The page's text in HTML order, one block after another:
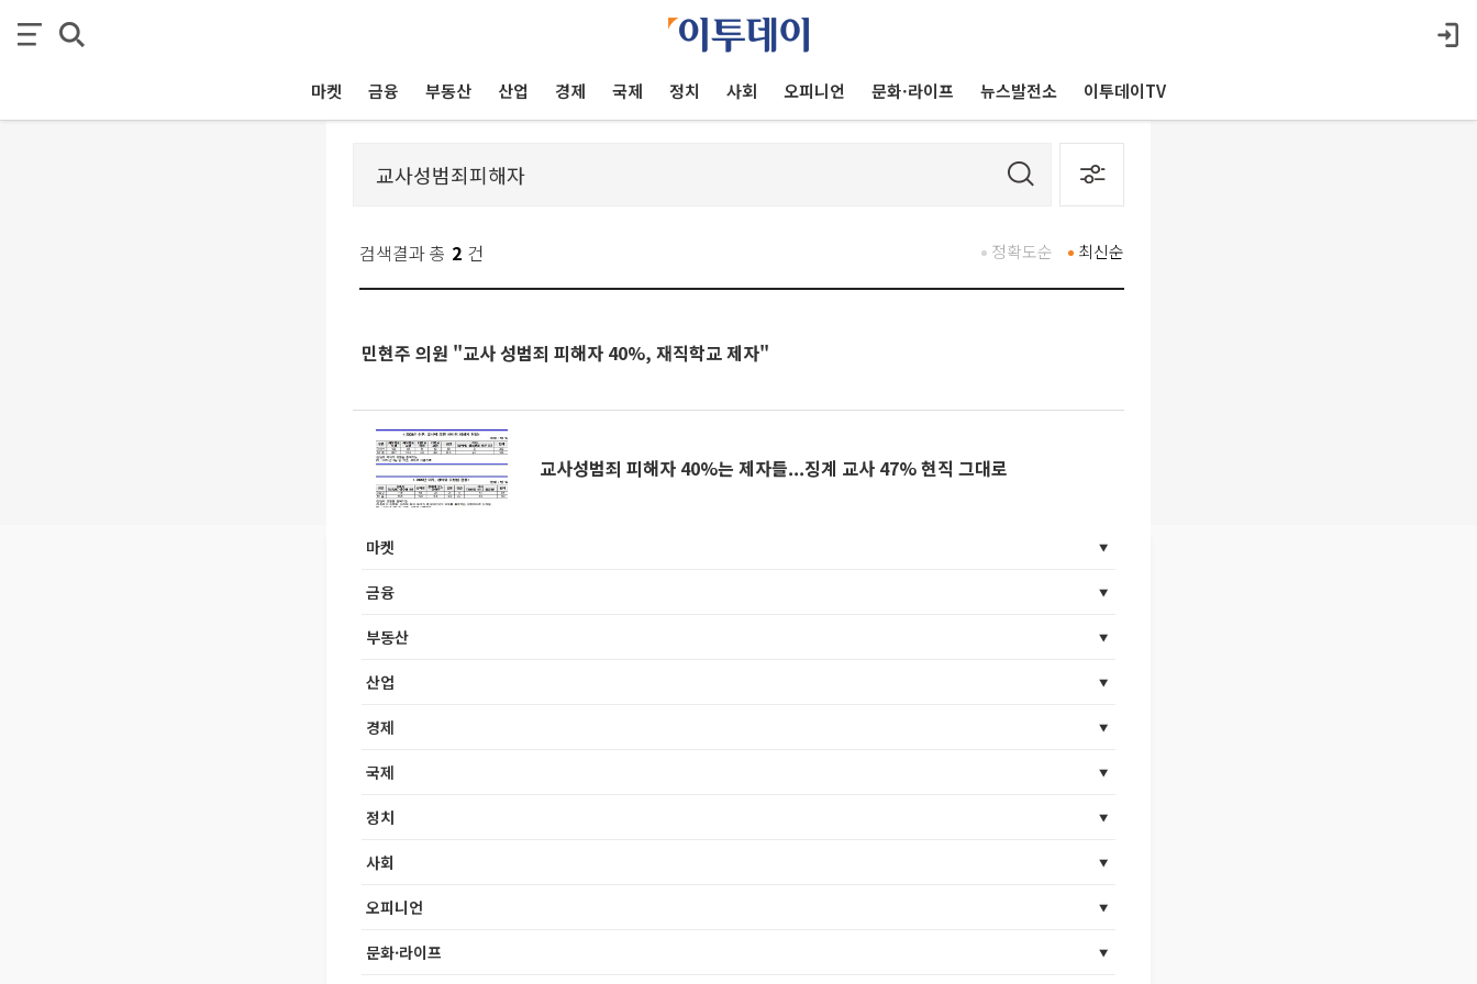
마켓 금융 부동산 산업 경제 국제 정치 사회 오피니언 문화·라이프 뉴스발전소 이투데이TV
검색결과 총 2 건 최신순
정확도순
민현주 의원 "교사 성범죄 피해자 40%, 재직학교 제자"
교사성범죄 피해자 40%는 제자들...징계 교사 47% 현직 그대로
마켓
금융
부동산
산업
경제
국제
정치
사회
오피니언
문화·라이프